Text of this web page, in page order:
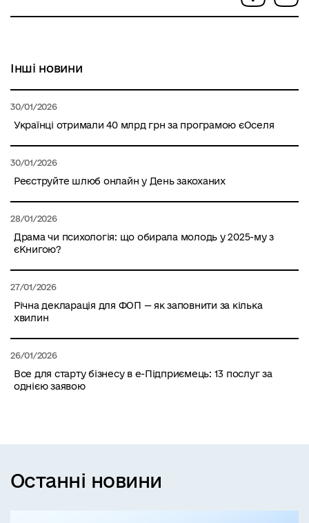
Інші новини
30/01/2026
Українці отримали 40 млрд грн за програмою єОселя
30/01/2026
Реєструйте шлюб онлайн у День закоханих
28/01/2026
Драма чи психологія: що обирала молодь у 2025-му з
єКнигою?
27/01/2026
Річна декларація для ФОП — як заповнити за кілька
хвилин
26/01/2026
Все для старту бізнесу в е-Підприємець: 13 послуг за
однією заявою
Останні новини